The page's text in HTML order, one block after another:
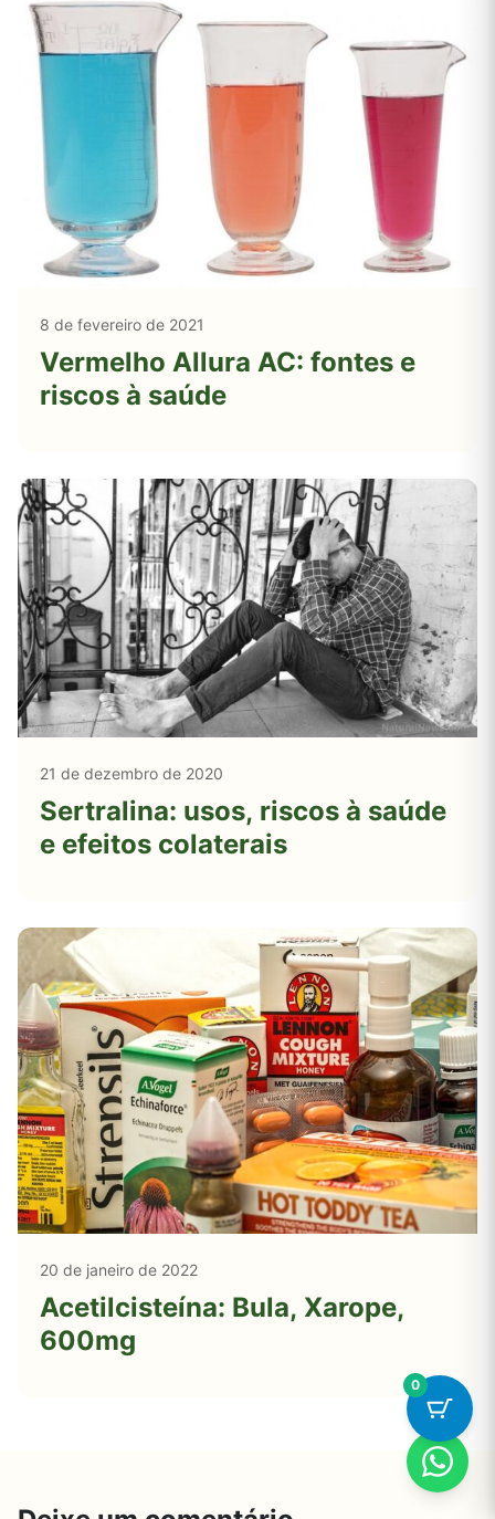
8 de fevereiro de 2021
Vermelho Allura AC: fontes e
riscos à saúde
21 de dezembro de 2020
Sertralina: usos, riscos à saúde
e efeitos colaterais
20 de janeiro de 2022
Acetilcisteína: Bula, Xarope,
600mg
0